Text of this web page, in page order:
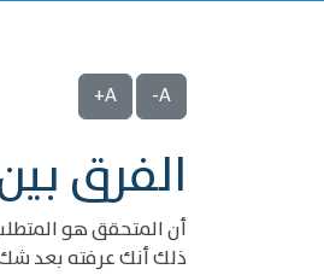
A-
A+
الفرق
أن المتحقق هو
ذلك أنك عرفته بعد